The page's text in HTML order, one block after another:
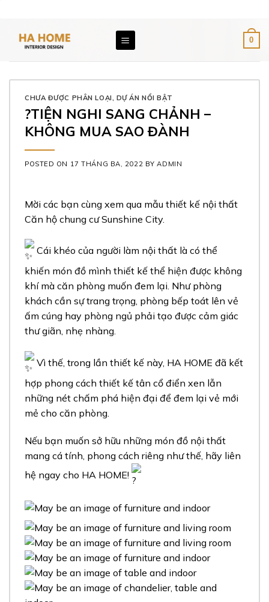
content
0
CHƯA ĐƯỢC PHÂN LOẠI, DỰ ÁN NỔI BẬT
?TIỆN NGHI SANG CHẢNH –
KHÔNG MUA SAO ĐÀNH
POSTED ON 17 THÁNG BA, 2022 BYADMIN
Mời các bạn cùng xem qua mẫu thiết kế nội thất
Căn hộ chung cư Sunshine City.
Cái khéo của người làm nội thất là có thể
khiến món đồ mình thiết kế thể hiện được không
khí mà căn phòng muốn đem lại. Như phòng
khách cần sự trang trọng, phòng bếp toát lên vẻ
ấm cúng hay phòng ngủ phải tạo được cảm giác
thư giãn, nhẹ nhàng.
Vì thế, trong lần thiết kế này, HA HOME đã kết
hợp phong cách thiết kế tân cổ điển xen lẫn
những nét chấm phá hiện đại để đem lại vẻ mới
mẻ cho căn phòng.
Nếu bạn muốn sở hữu những món đồ nội thất
mang cá tính, phong cách riêng như thế, hãy liên
hệ ngay cho HA HOME!